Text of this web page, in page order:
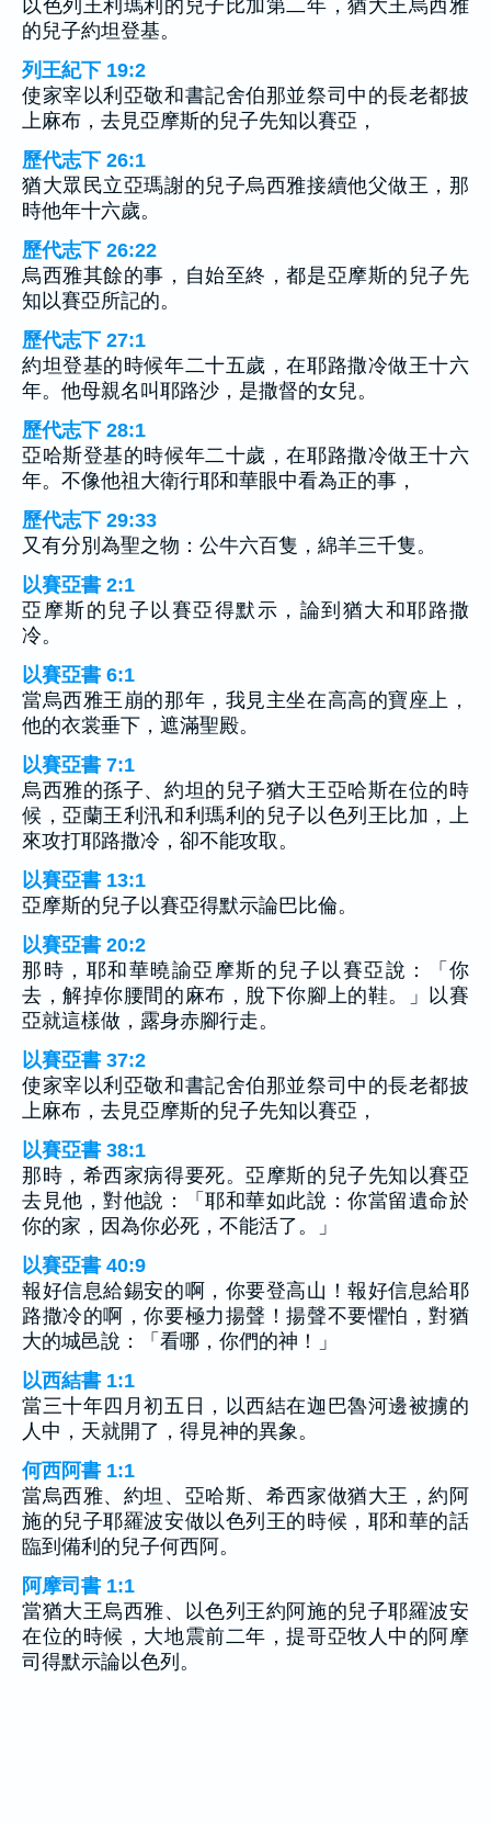
以色列王利瑪利的兒子比加第二年，猶大王烏西雅
的兒子約坦登基。
列王紀下 19:2
使家宰以利亞敬和書記舍伯那並祭司中的長老都披
上麻布，去見亞摩斯的兒子先知以賽亞，
歷代志下 26:1
猶大眾民立亞瑪謝的兒子烏西雅接續他父做王，那
時他年十六歲。
歷代志下 26:22
烏西雅其餘的事，自始至終，都是亞摩斯的兒子先
知以賽亞所記的。
歷代志下 27:1
約坦登基的時候年二十五歲，在耶路撒冷做王十六
年。他母親名叫耶路沙，是撒督的女兒。
歷代志下 28:1
亞哈斯登基的時候年二十歲，在耶路撒冷做王十六
年。不像他祖大衛行耶和華眼中看為正的事，
歷代志下 29:33
又有分別為聖之物：公牛六百隻，綿羊三千隻。
以賽亞書 2:1
亞摩斯的兒子以賽亞得默示，論到猶大和耶路撒
冷。
以賽亞書 6:1
當烏西雅王崩的那年，我見主坐在高高的寶座上，
他的衣裳垂下，遮滿聖殿。
以賽亞書 7:1
烏西雅的孫子、約坦的兒子猶大王亞哈斯在位的時
候，亞蘭王利汛和利瑪利的兒子以色列王比加，上
來攻打耶路撒冷，卻不能攻取。
以賽亞書 13:1
亞摩斯的兒子以賽亞得默示論巴比倫。
以賽亞書 20:2
那時，耶和華曉諭亞摩斯的兒子以賽亞說：「你
去，解掉你腰間的麻布，脫下你腳上的鞋。」以賽
亞就這樣做，露身赤腳行走。
以賽亞書 37:2
使家宰以利亞敬和書記舍伯那並祭司中的長老都披
上麻布，去見亞摩斯的兒子先知以賽亞，
以賽亞書 38:1
那時，希西家病得要死。亞摩斯的兒子先知以賽亞
去見他，對他說：「耶和華如此說：你當留遺命於
你的家，因為你必死，不能活了。」
以賽亞書 40:9
報好信息給錫安的啊，你要登高山！報好信息給耶
路撒冷的啊，你要極力揚聲！揚聲不要懼怕，對猶
大的城邑說：「看哪，你們的神！」
以西結書 1:1
當三十年四月初五日，以西結在迦巴魯河邊被擄的
人中，天就開了，得見神的異象。
何西阿書 1:1
當烏西雅、約坦、亞哈斯、希西家做猶大王，約阿
施的兒子耶羅波安做以色列王的時候，耶和華的話
臨到備利的兒子何西阿。
阿摩司書 1:1
當猶大王烏西雅、以色列王約阿施的兒子耶羅波安
在位的時候，大地震前二年，提哥亞牧人中的阿摩
司得默示論以色列。